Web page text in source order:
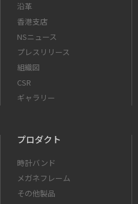
沿革
香港支店
NSニュース
プレスリリース
組織図
CSR
ギャラリー
プロダクト
時計バンド
メガネフレーム
その他製品